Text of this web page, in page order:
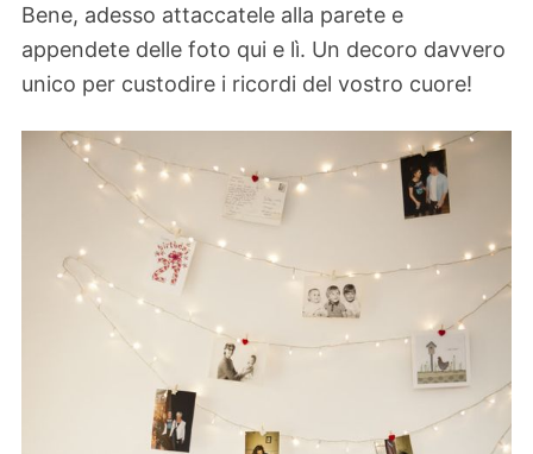
Bene, adesso attaccatele alla parete e
appendete delle foto qui e lì. Un decoro davvero
unico per custodire i ricordi del vostro cuore!